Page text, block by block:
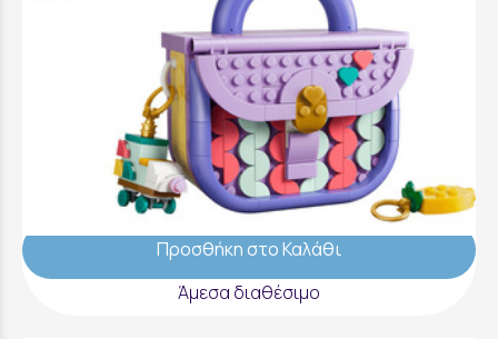
LEGO Creator 3 in 1 Art Fashion Bag with
Storage - 31391
31,99 €
Προσθήκη στο Καλάθι
Άμεσα διαθέσιμο